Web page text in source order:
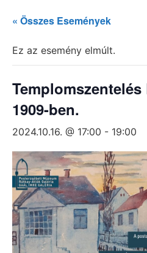
« Összes Események
Ez az esemény elmúlt.
1909-ben.
2024.10.16. @ 17:00 - 19:00